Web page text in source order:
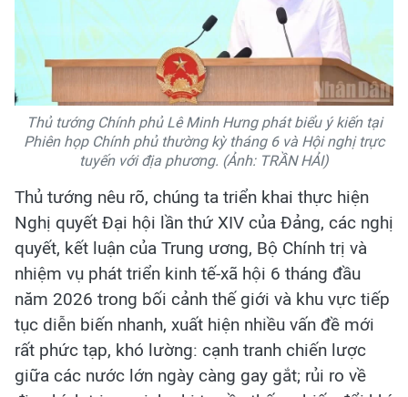
Thủ tướng Chính phủ Lê Minh Hưng phát biểu ý kiến tại
Phiên họp Chính phủ thường kỳ tháng 6 và Hội nghị trực
tuyến với địa phương. (Ảnh: TRẦN HẢI)
Thủ tướng nêu rõ, chúng ta triển khai thực hiện
Nghị quyết Đại hội lần thứ XIV của Đảng, các nghị
quyết, kết luận của Trung ương, Bộ Chính trị và
nhiệm vụ phát triển kinh tế-xã hội 6 tháng đầu
năm 2026 trong bối cảnh thế giới và khu vực tiếp
tục diễn biến nhanh, xuất hiện nhiều vấn đề mới
rất phức tạp, khó lường: cạnh tranh chiến lược
giữa các nước lớn ngày càng gay gắt; rủi ro về